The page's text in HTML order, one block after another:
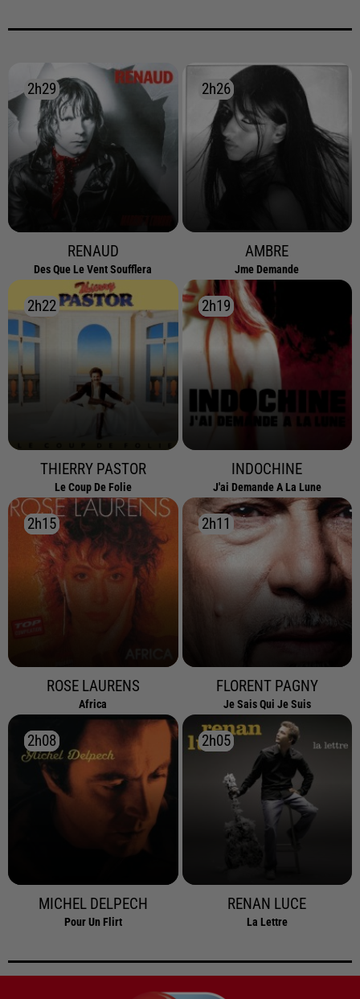
2h29
2h29
RENAUD
Des Que Le Vent Soufflera
2h26
2h26
AMBRE
Jme Demande
2h22
2h22
THIERRY PASTOR
Le Coup De Folie
2h19
2h19
INDOCHINE
J'ai Demande A La Lune
2h15
2h15
ROSE LAURENS
Africa
2h11
2h11
FLORENT PAGNY
Je Sais Qui Je Suis
2h08
2h08
MICHEL DELPECH
Pour Un Flirt
2h05
2h05
RENAN LUCE
La Lettre